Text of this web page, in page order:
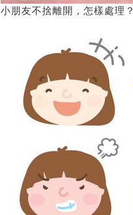
小朋友不捨離開，怎樣處理？